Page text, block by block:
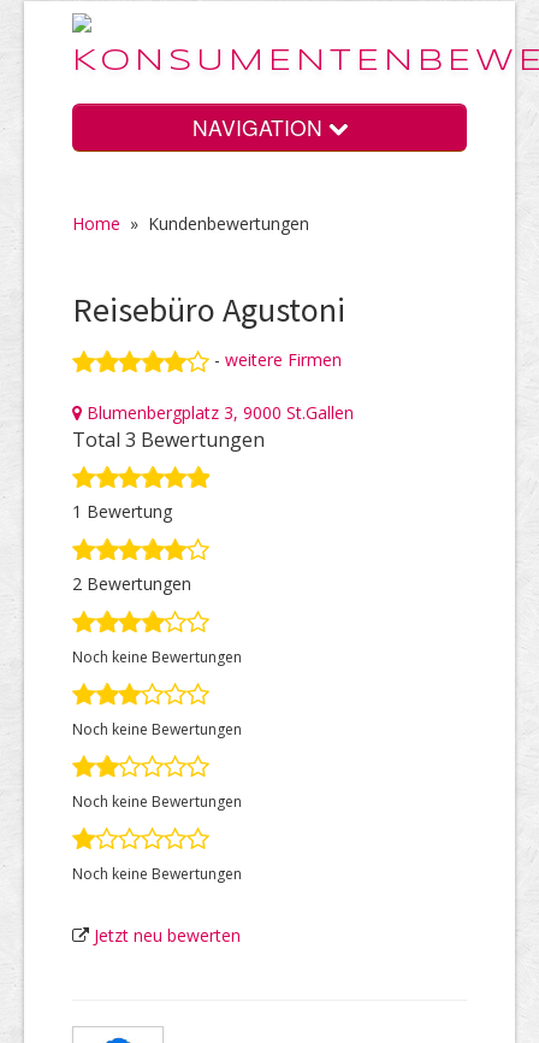
NAVIGATION
Home
Vorteile
Preise
HELP Awards
Top Firmen
Über uns
Home » Kundenbewertungen
Reisebüro Agustoni
- weitere Firmen
Blumenbergplatz 3, 9000 St.Gallen
Total 3 Bewertungen
1 Bewertung
2 Bewertungen
Noch keine Bewertungen
Noch keine Bewertungen
Noch keine Bewertungen
Noch keine Bewertungen
Jetzt neu bewerten